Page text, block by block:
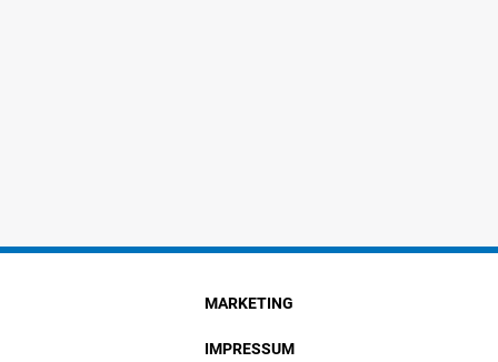
MARKETING
IMPRESSUM